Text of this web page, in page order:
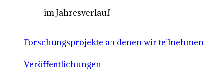
im Jahresverlauf
Forschungsprojekte an denen wir teilnehmen
Veröffentlichungen